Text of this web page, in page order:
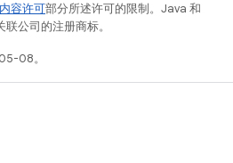
内容许可部分所述许可的限制。Java 和
公司的注册商标。
08。